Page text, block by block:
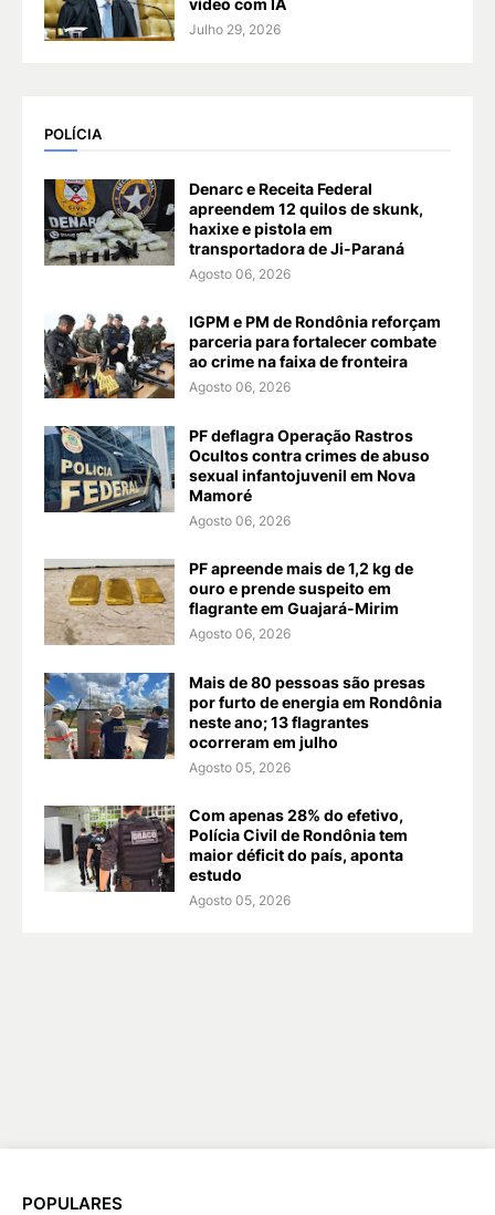
Julho 29, 2026
POLÍCIA
Denarc e Receita Federal
apreendem 12 quilos de skunk,
haxixe e pistola em
transportadora de Ji-Paraná
Agosto 06, 2026
IGPM e PM de Rondônia reforçam
parceria para fortalecer combate
ao crime na faixa de fronteira
Agosto 06, 2026
PF deflagra Operação Rastros
Ocultos contra crimes de abuso
sexual infantojuvenil em Nova
Mamoré
Agosto 06, 2026
PF apreende mais de 1,2 kg de
ouro e prende suspeito em
flagrante em Guajará-Mirim
Agosto 06, 2026
Mais de 80 pessoas são presas
por furto de energia em Rondônia
neste ano; 13 flagrantes
ocorreram em julho
Agosto 05, 2026
Com apenas 28% do efetivo,
Polícia Civil de Rondônia tem
maior déficit do país, aponta
estudo
Agosto 05, 2026
POPULARES